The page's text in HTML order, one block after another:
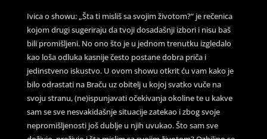
Ivica o showu: „Šta ti misliš sa svojim životom?“ je rečenica
kojom drugi sugeriraju da tvoji dosadašnji izbori i nisu baš
bili promišljeni. No ono što je u jednom trenutku izgledalo
kao loša odluka kasnije često postane dobra priča i
jedinstveno iskustvo. U ovom showu otkrit ću vam kako je
bilo odrastati na Braču uz obitelj u kojoj svatko vuče na
svoju stranu, (ne)ispunjavati očekivanja okoline te u kakve
sam se sve nesvakidašnje situacije zatekao i zbog svoje
nepromišljenosti još dublje u njih uvukao. Što sam sve